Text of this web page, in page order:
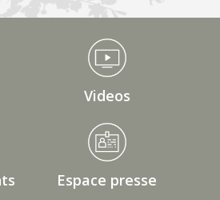
Videos
Espace presse